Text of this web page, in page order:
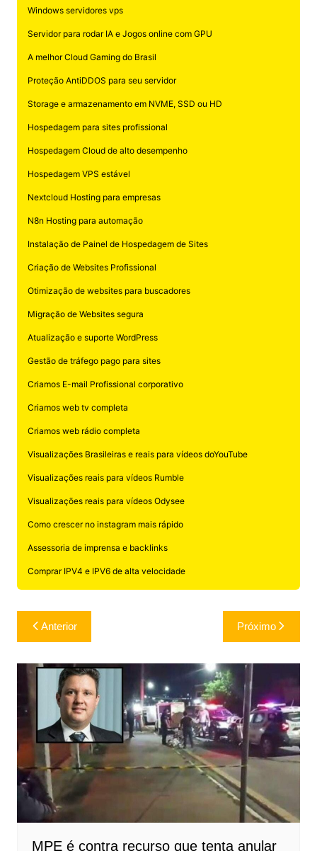
Windows servidores vps
Servidor para rodar IA e Jogos online com GPU
A melhor Cloud Gaming do Brasil
Proteção AntiDDOS para seu servidor
Storage e armazenamento em NVME, SSD ou HD
Hospedagem para sites profissional
Hospedagem Cloud de alto desempenho
Hospedagem VPS estável
Nextcloud Hosting para empresas
N8n Hosting para automação
Instalação de Painel de Hospedagem de Sites
Criação de Websites Profissional
Otimização de websites para buscadores
Migração de Websites segura
Atualização e suporte WordPress
Gestão de tráfego pago para sites
Criamos E-mail Profissional corporativo
Criamos web tv completa
Criamos web rádio completa
Visualizações Brasileiras e reais para vídeos doYouTube
Visualizações reais para vídeos Rumble
Visualizações reais para vídeos Odysee
Como crescer no instagram mais rápido
Assessoria de imprensa e backlinks
Comprar IPV4 e IPV6 de alta velocidade
Navegação
de
Post
Anterior Próximo